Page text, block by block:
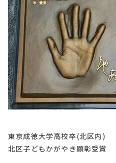
東京成徳大学高校卒(北区内)
北区子どもかがやき顕彰受賞